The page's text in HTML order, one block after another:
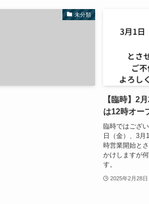
未分類
【臨時】2
は12時オー
臨時ではござ
日（金）、3月
時営業開始と
かけしますが
す。
2025年2月28日